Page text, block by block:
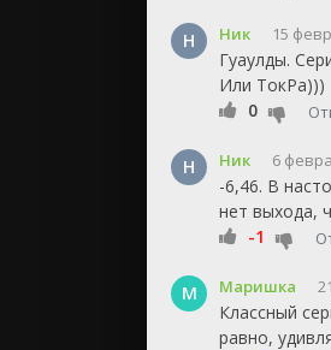
Н Ник 15
Гуаулды.
Или ТокРа)))
0
Н Ник 6
-6,46. В
нет выхода,
-1
М Маришка
Классный
равно,